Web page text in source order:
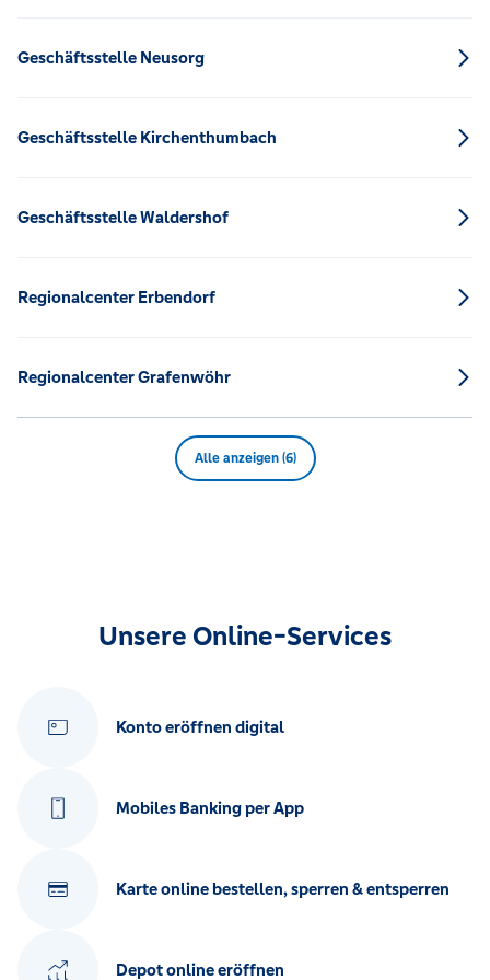
Geschäftsstelle Neusorg
Geschäftsstelle Kirchenthumbach
Geschäftsstelle Waldershof
Regionalcenter Erbendorf
Regionalcenter Grafenwöhr
Alle anzeigen (6)
Unsere Online-Services
Konto eröffnen digital
Mobiles Banking per App
Karte online bestellen, sperren & entsperren
Depot online eröffnen